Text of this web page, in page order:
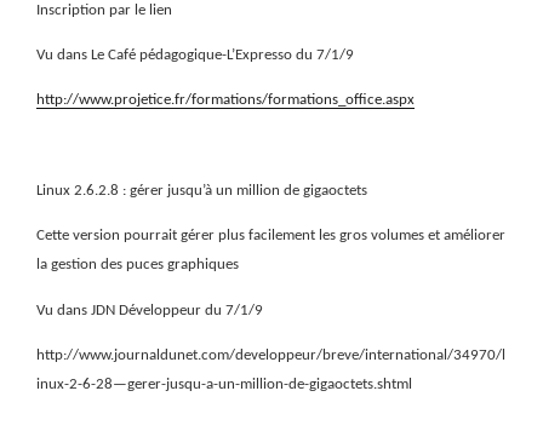
Inscription par le lien
Vu dans Le Café pédagogique-L’Expresso du 7/1/9
http://www.projetice.fr/formations/formations_office.aspx
Linux 2.6.2.8 : gérer jusqu’à un million de gigaoctets
Cette version pourrait gérer plus facilement les gros volumes et améliorer
la gestion des puces graphiques
Vu dans JDN Développeur du 7/1/9
http://www.journaldunet.com/developpeur/breve/international/34970/l
inux-2-6-28—gerer-jusqu-a-un-million-de-gigaoctets.shtml